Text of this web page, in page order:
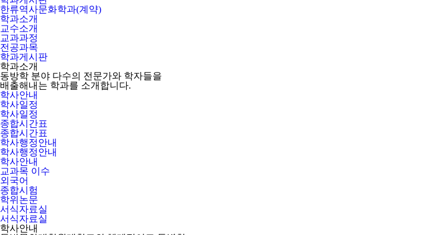
한류역사문화학과(계약)
학과소개
교수소개
교과과정
전공과목
학과게시판
학과소개
동방학 분야 다수의 전문가와 학자들을
배출해내는 학과를 소개합니다.
학사안내
학사일정
학사일정
종합시간표
종합시간표
학사행정안내
학사행정안내
학사안내
교과목 이수
외국어
종합시험
학위논문
서식자료실
서식자료실
학사안내